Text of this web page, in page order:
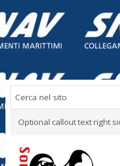
Optional callout text right